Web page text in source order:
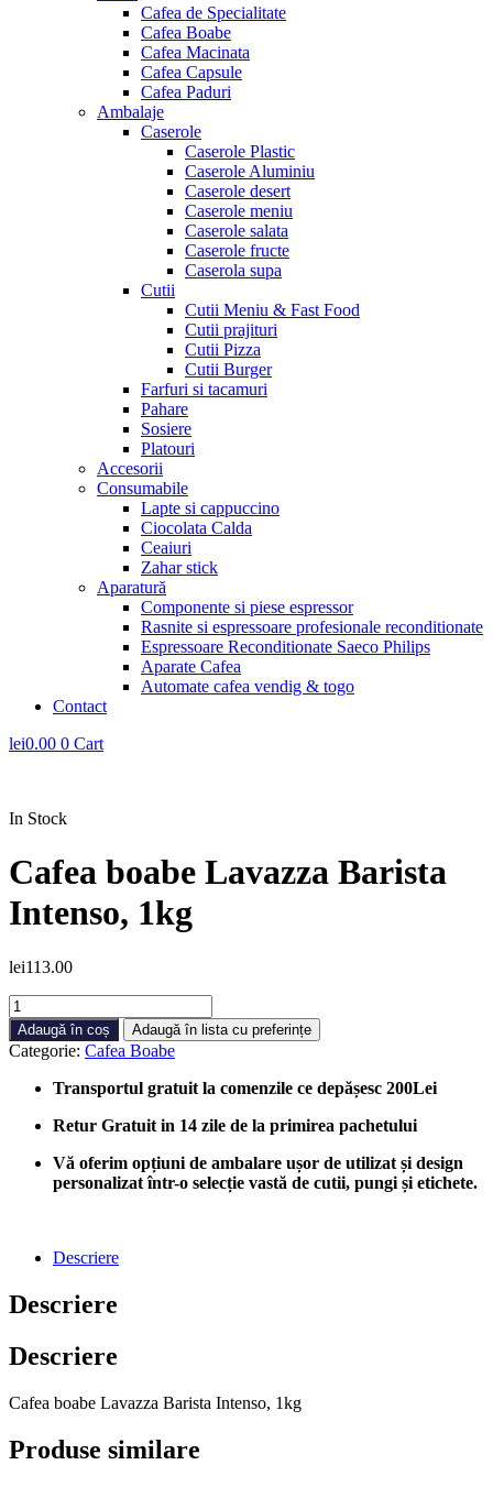
Cafea de Specialitate
Cafea Boabe
Cafea Macinata
Cafea Capsule
Cafea Paduri
Ambalaje
Caserole
Caserole Plastic
Caserole Aluminiu
Caserole desert
Caserole meniu
Caserole salata
Caserole fructe
Caserola supa
Cutii
Cutii Meniu & Fast Food
Cutii prajituri
Cutii Pizza
Cutii Burger
Farfuri si tacamuri
Pahare
Sosiere
Platouri
Accesorii
Consumabile
Lapte si cappuccino
Ciocolata Calda
Ceaiuri
Zahar stick
Aparatură
Componente si piese espressor
Rasnite si espressoare profesionale reconditionate
Espressoare Reconditionate Saeco Philips
Aparate Cafea
Automate cafea vendig & togo
Contact
lei0.00 0 Cart
In Stock
Cafea boabe Lavazza Barista
Intenso, 1kg
lei113.00
Cantitate
Cafea
boabe
Lavazza
Barista
Adaugă în coș Adaugă în lista cu preferințe
Categorie: Cafea Boabe
Transportul gratuit la comenzile ce depășesc 200Lei
Retur Gratuit in 14 zile de la primirea pachetului
Vă oferim opțiuni de ambalare ușor de utilizat și design
personalizat într-o selecție vastă de cutii, pungi și etichete.
Descriere
Descriere
Descriere
Cafea boabe Lavazza Barista Intenso, 1kg
Produse similare